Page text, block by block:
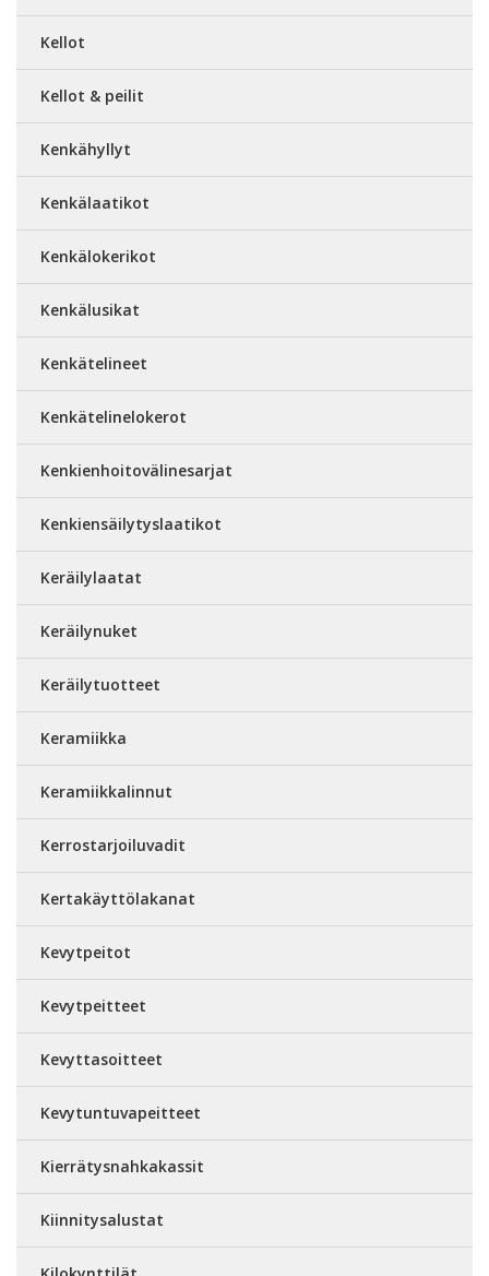
Kellot
Kellot & peilit
Kenkähyllyt
Kenkälaatikot
Kenkälokerikot
Kenkälusikat
Kenkätelineet
Kenkätelinelokerot
Kenkienhoitovälinesarjat
Kenkiensäilytyslaatikot
Keräilylaatat
Keräilynuket
Keräilytuotteet
Keramiikka
Keramiikkalinnut
Kerrostarjoiluvadit
Kertakäyttölakanat
Kevytpeitot
Kevytpeitteet
Kevyttasoitteet
Kevytuntuvapeitteet
Kierrätysnahkakassit
Kiinnitysalustat